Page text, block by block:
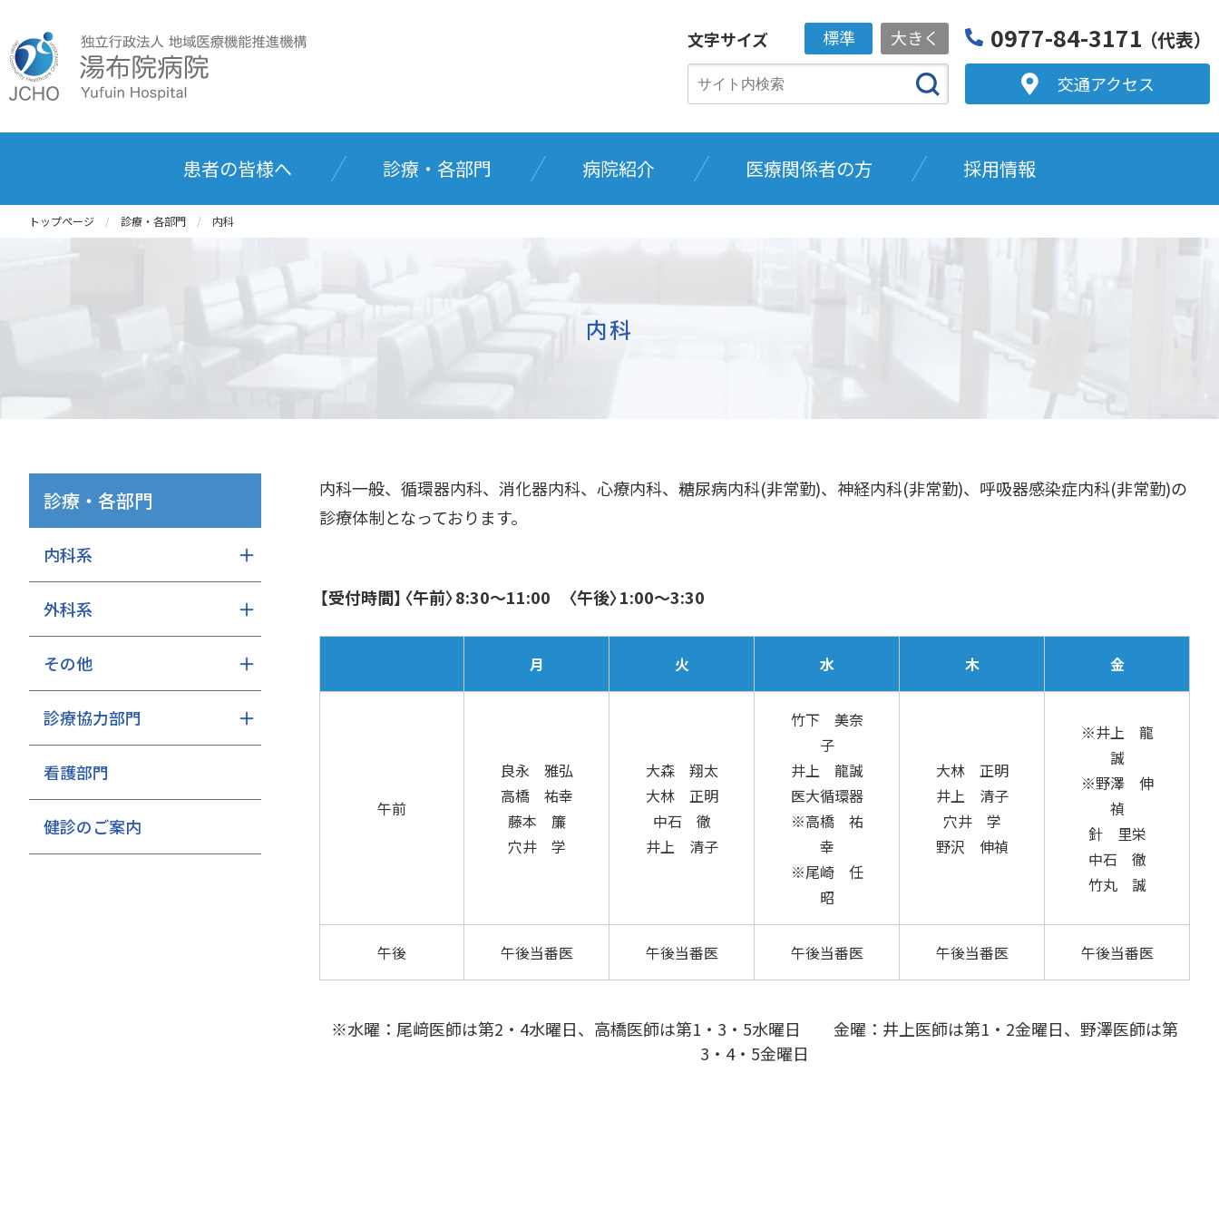
文字サイズ 標準 大きく 0977-84-3171 （代表）
交通アクセス
患者の皆様へ 診療・各部門 病院紹介 医療関係者の方 採用情報
トップページ 診療・各部門 内科
内科
診療・各部門
内科系
外科系
その他
診療協力部門
看護部門
健診のご案内
内科一般、循環器内科、消化器内科、心療内科、糖尿病内科(非常勤)、神経内科(非常勤)、呼吸器感染症内科(非常勤)の
診療体制となっております。
【受付時間】〈午前〉8:30～11:00 〈午後〉1:00～3:30
月 火 水 木 金
午前
良永 雅弘
高橋 祐幸
藤本 簾
穴井 学
大森 翔太
大林 正明
中石 徹
井上 清子
竹下 美奈
子
井上 龍誠
医大循環器
※高橋 祐
幸
※尾崎 任
昭
大林 正明
井上 清子
穴井 学
野沢 伸禎
※井上 龍
誠
※野澤 伸
禎
針 里栄
中石 徹
竹丸 誠
午後 午後当番医 午後当番医 午後当番医 午後当番医 午後当番医
※水曜：尾﨑医師は第2・4水曜日、高橋医師は第1・3・5水曜日 金曜：井上医師は第1・2金曜日、野澤医師は第
3・4・5金曜日